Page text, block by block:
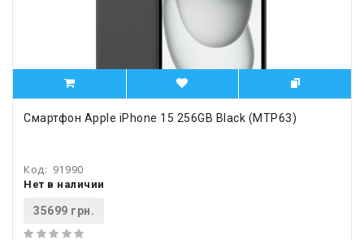
Смартфон Apple iPhone 15 256GB Black (MTP63)
Код: 91990
Нет в наличии
35699 грн.